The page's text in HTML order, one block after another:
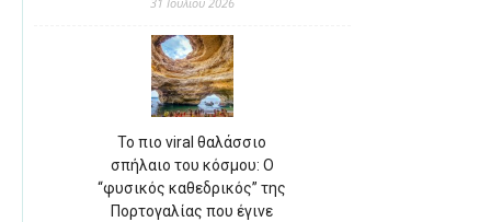
Το πιο viral θαλάσσιο
σπήλαιο του κόσμου: Ο
“φυσικός καθεδρικός” της
Πορτογαλίας που έγινε